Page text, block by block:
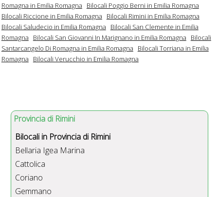
Romagna in Emilia Romagna
Bilocali Poggio Berni in Emilia Romagna
Bilocali Riccione in Emilia Romagna
Bilocali Rimini in Emilia Romagna
Bilocali Saludecio in Emilia Romagna
Bilocali San Clemente in Emilia
Romagna
Bilocali San Giovanni In Marignano in Emilia Romagna
Bilocali
Santarcangelo Di Romagna in Emilia Romagna
Bilocali Torriana in Emilia
Romagna
Bilocali Verucchio in Emilia Romagna
Provincia di Rimini
Bilocali in Provincia di Rimini
Bellaria Igea Marina
Cattolica
Coriano
Gemmano